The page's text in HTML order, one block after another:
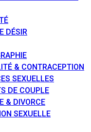
DÉSIR
& CONTRACEPTION
SEXUELLES
DE COUPLE
& DIVORCE
SEXUELLE